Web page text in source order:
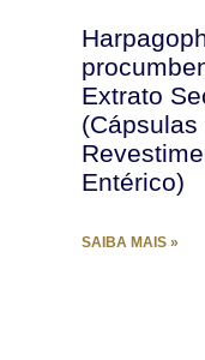
Extrato
(Cápsulas
Entérico)
SAIBA MAIS »